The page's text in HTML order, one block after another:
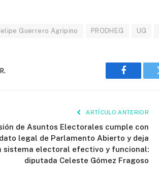
Guerrero Agripino PRODHEG UG
Facebook
ARTÍCULO ANTERIOR
de Asuntos Electorales cumple con
legal de Parlamento Abierto y deja
sistema electoral efectivo y funcional:
diputada Celeste Gómez Fragoso